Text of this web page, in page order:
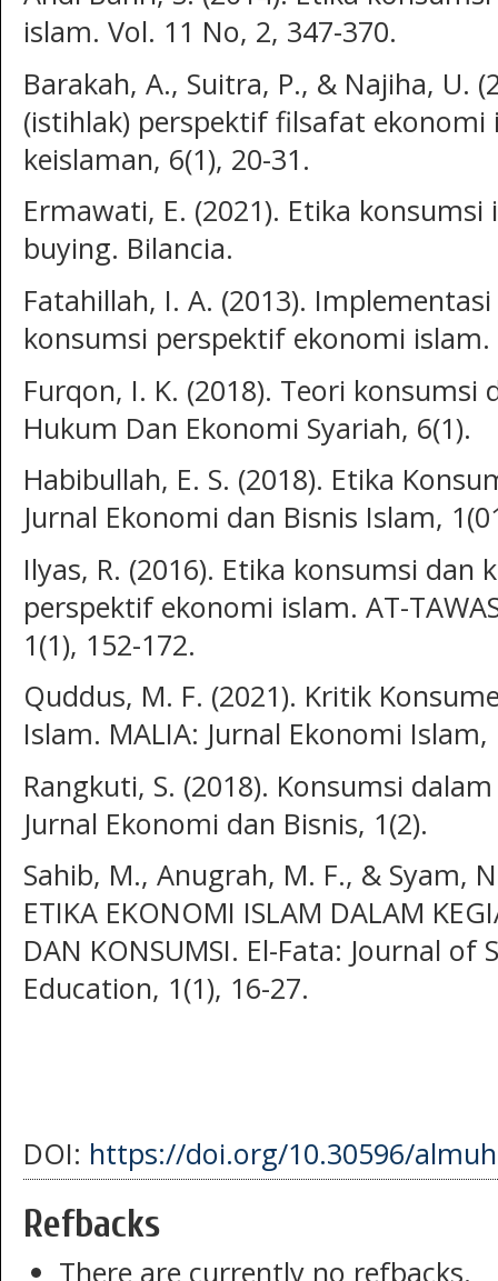
islam. Vol. 11 No, 2, 347-370.
Barakah, A., Suitra, P., & Najiha, U.
(istihlak) perspektif filsafat ekonomi
keislaman, 6(1), 20-31.
Ermawati, E. (2021). Etika
buying. Bilancia.
Fatahillah, I. A. (2013).
konsumsi perspektif ekonomi
Furqon, I. K. (2018). Teori konsumsi
Hukum Dan Ekonomi Syariah, 6(1).
Habibullah, E. S. (2018). Etika
Jurnal Ekonomi dan Bisnis Islam,
Ilyas, R. (2016). Etika konsumsi dan
perspektif ekonomi islam. AT-
1(1), 152-172.
Quddus, M. F. (2021). Kritik
Islam. MALIA: Jurnal Ekonomi Islam,
Rangkuti, S. (2018). Konsumsi
Jurnal Ekonomi dan Bisnis, 1(2).
Sahib, M., Anugrah, M. F., & Syam,
ETIKA EKONOMI ISLAM DALAM
DAN KONSUMSI. El-Fata: Journal
Education, 1(1), 16-27.
DOI: https://doi.org/10.30596/
Refbacks
There are currently no refbacks.